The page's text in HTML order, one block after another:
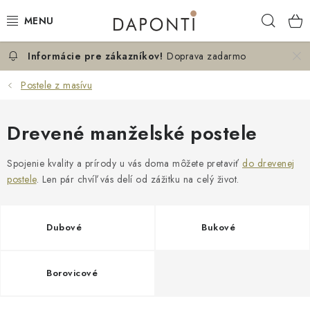
na
MANŽELSKÉ POSTELE
NOČNÉ STOLÍKY
KOMODY DO SPÁLNE
Hodnotenie obchodu
Doprava zadarmo
Postele z masívu
Drevené manželské postele
Spojenie kvality a prírody u vás doma môžete pretaviť do drevenej
postele. Len pár chvíľ vás delí od zážitku na celý život.
Dubové Bukové
Borovicové